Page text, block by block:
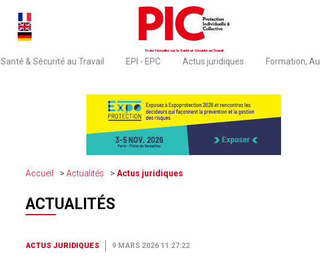
Toute l'actualité sur la Santé et Sécurité au Travail
Santé & Sécurité au Travail EPI - EPC Actus juridiques Formation,
Accueil Actualités Actus juridiques
ACTUALITÉS
ACTUS JURIDIQUES 9 MARS 2026 11:27:22